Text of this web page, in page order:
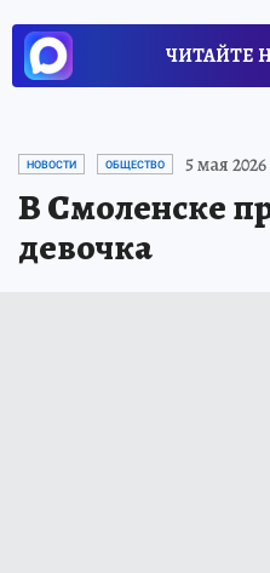
ЧИТАЙТЕ
НОВОСТИ ОБЩЕСТВО 5 мая 2026
В Смоленске
девочка